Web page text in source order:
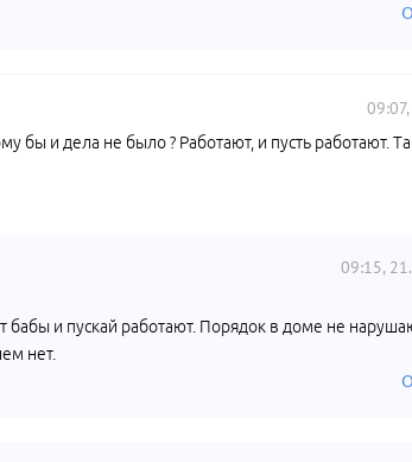
и дела не было ? Работают, и пусть работают.
09:15,
бабы и пускай работают. Порядок в доме не
нет.